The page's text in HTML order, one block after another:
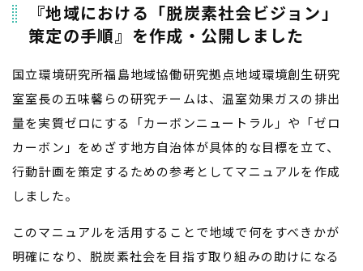
お知らせ
刊行物
データベース
リンク集
ソーシャルメディアポリシー
『地域における「脱炭素社会ビジョン」
策定の手順』を作成・公開しました
国⽴環境研究所福島地域協働研究拠点地域環境創生研究
室室長の五味馨らの研究チームは、温室効果ガスの排出
量を実質ゼロにする「カーボンニュートラル」や「ゼロ
カーボン」をめざす地方自治体が具体的な目標を立て、
行動計画を策定するための参考としてマニュアルを作成
しました。
このマニュアルを活⽤することで地域で何をすべきかが
明確になり、脱炭素社会を⽬指す取り組みの助けになる